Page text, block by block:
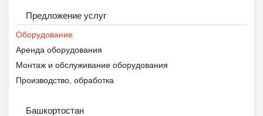
Предложение услуг
Оборудование
Аренда оборудования
Монтаж и обслуживание оборудования
Производство, обработка
Башкортостан